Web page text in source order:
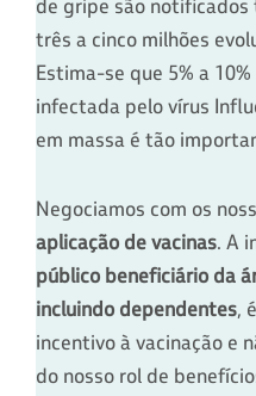
três a cinco milhões
Estima-se que 5% a
infectada pelo vírus
em massa é tão
Negociamos com os
aplicação de vacinas. A
público beneficiário da
incluindo dependentes,
incentivo à vacinação e
do nosso rol de